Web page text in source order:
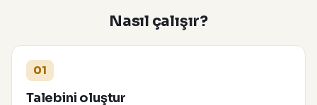
Nasıl çalışır?
01
Talebini oluştur